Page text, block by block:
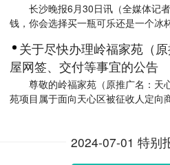
长沙晚报6月30日讯（全媒体记
钱，你会选择买一瓶可乐还是一个冰
关于尽快办理岭福家苑（
屋网签、交付等事宜的公告
尊敬的岭福家苑（原推广名：天
苑项目属于面向天心区被征收人定向
2024-07-01 特别